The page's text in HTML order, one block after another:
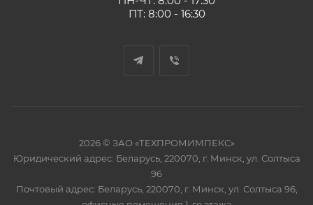
ПТ: 8:00 - 16:30
2026 © ЗАО «ТЕХПРОМИМПЕКС»
Юридический адрес: Беларусь, 220070, г. Минск, ул. Солтыса
96
Почтовый адрес: Беларусь, 220070, г. Минск, ул. Солтыса 96,